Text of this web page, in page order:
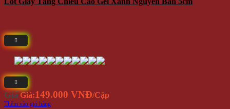
Giá Giá:149.000 VNĐ/Cặp
Thêm vào giỏ hàng